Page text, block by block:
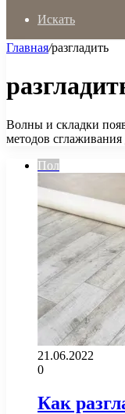
Искать
Главная/разгладить
Волны и складки
методов
Пол
21.06.2022
0
Как